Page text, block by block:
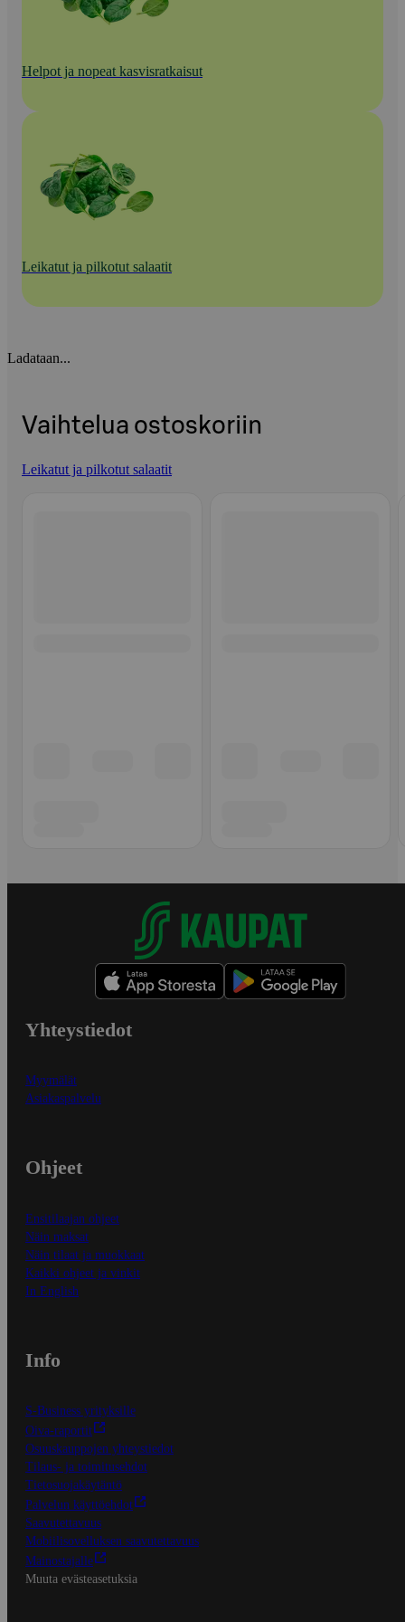
Helpot ja nopeat kasvisratkaisut
Leikatut ja pilkotut salaatit
Ladataan...
Vaihtelua ostoskoriin
Leikatut ja pilkotut salaatit
Yhteystiedot
Myymälät
Asiakaspalvelu
Ohjeet
Ensitilaajan ohjeet
Näin maksat
Näin tilaat ja muokkaat
Kaikki ohjeet ja vinkit
In English
Info
S-Business yrityksille
Oiva-raportit
Osuuskauppojen yhteystiedot
Tilaus- ja toimitusehdot
Tietosuojakäytäntö
Palvelun käyttöehdot
Saavutettavuus
Mobiilisovelluksen saavutettavuus
Mainostajalle
Muuta evästeasetuksia